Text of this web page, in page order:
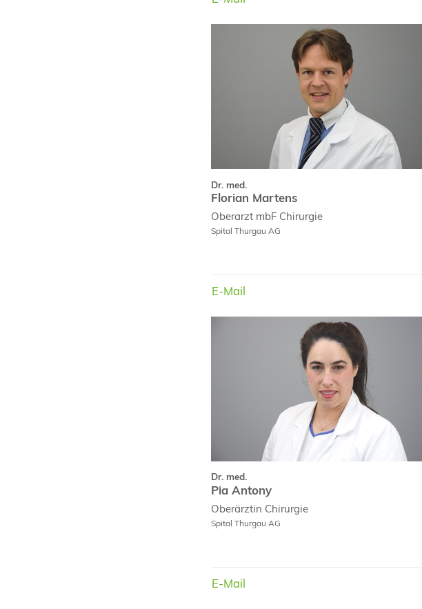
Dr. med.
Florian Martens
Oberarzt mbF Chirurgie
Spital Thurgau AG
E-Mail
Florian Martens
Dr. med.
Pia Antony
Oberärztin Chirurgie
Spital Thurgau AG
E-Mail